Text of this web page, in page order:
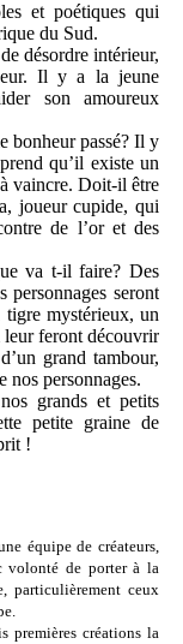
et poétiques qui
du Sud.
désordre intérieur,
Il y a la jeune
son amoureux
bonheur passé? Il y
qu’il existe un
vaincre. Doit-il être
joueur cupide, qui
de l’or et des
va t-il faire? Des
seront
tigre mystérieux, un
leur feront découvrir
grand tambour,
nos personnages.
grands et petits
petite graine de
!
équipe de créateurs,
volonté de porter à la
particulièrement ceux
premières créations la